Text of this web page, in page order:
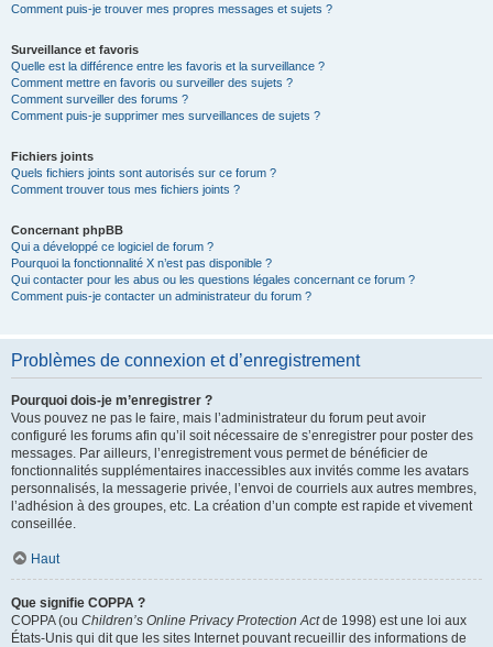
Comment puis-je trouver mes propres messages et sujets ?
Surveillance et favoris
Quelle est la différence entre les favoris et la surveillance ?
Comment mettre en favoris ou surveiller des sujets ?
Comment surveiller des forums ?
Comment puis-je supprimer mes surveillances de sujets ?
Fichiers joints
Quels fichiers joints sont autorisés sur ce forum ?
Comment trouver tous mes fichiers joints ?
Concernant phpBB
Qui a développé ce logiciel de forum ?
Pourquoi la fonctionnalité X n’est pas disponible ?
Qui contacter pour les abus ou les questions légales concernant ce forum ?
Comment puis-je contacter un administrateur du forum ?
Problèmes de connexion et d’enregistrement
Pourquoi dois-je m’enregistrer ?
Vous pouvez ne pas le faire, mais l’administrateur du forum peut avoir
configuré les forums afin qu’il soit nécessaire de s’enregistrer pour poster des
messages. Par ailleurs, l’enregistrement vous permet de bénéficier de
fonctionnalités supplémentaires inaccessibles aux invités comme les avatars
personnalisés, la messagerie privée, l’envoi de courriels aux autres membres,
l’adhésion à des groupes, etc. La création d’un compte est rapide et vivement
conseillée.
Haut
Que signifie COPPA ?
COPPA (ou Children’s Online Privacy Protection Actde 1998) est une loi aux
États-Unis qui dit que les sites Internet pouvant recueillir des informations de